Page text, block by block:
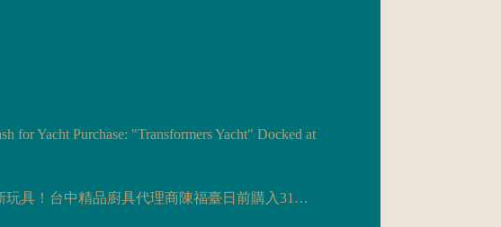
for Yacht Purchase: "Transformers Yacht" Docked at
具！台中精品廚具代理商陳福臺日前購入31…